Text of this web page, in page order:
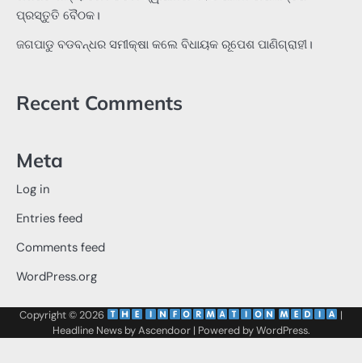
ପ୍ରସ୍ତୁତି ବୈଠକ।
ଜଗପାଡୁ ବଡବନ୍ଧର ସମୀକ୍ଷା କଲେ ବିଧାୟକ ରୂପେଶ ପାଣିଗ୍ରାହୀ।
Recent Comments
Meta
Log in
Entries feed
Comments feed
WordPress.org
Copyright © 2026
|
Headline News byAscendoor| Powered byWordPress.